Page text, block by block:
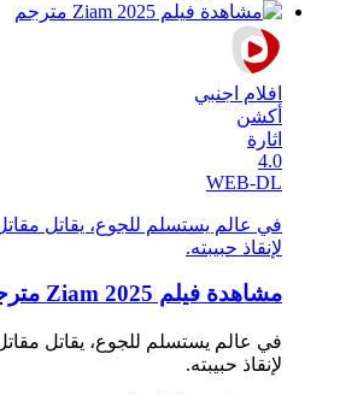
افلام اجنبي
أكشن
اثارة
4.0
WEB-DL
في عالم يستسلم للجوع، يقاتل
لإنقاذ حبيبته.
مشاهدة فيلم Ziam 2025 مترجم
في عالم يستسلم للجوع، يقاتل
لإنقاذ حبيبته.